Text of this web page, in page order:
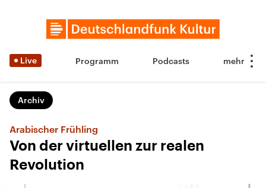
Live Programm Podcasts
Archiv
Arabischer Frühling
Von der virtuellen zur realen
Revolution